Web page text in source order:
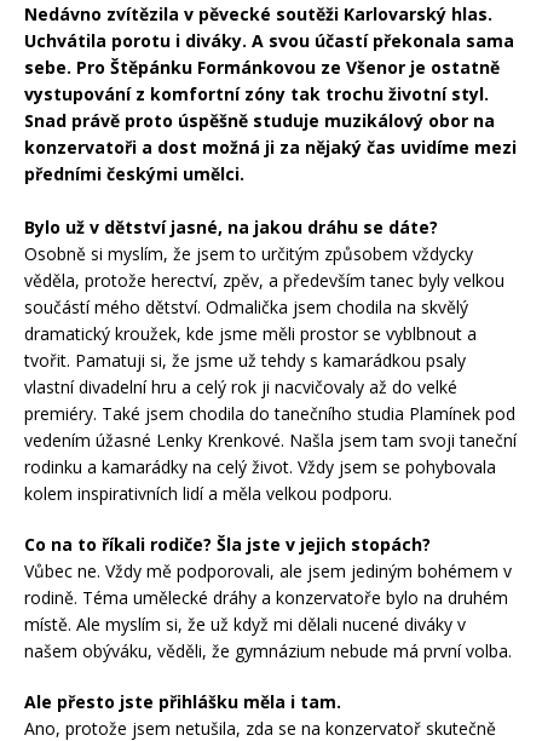
Nedávno zvítězila v pěvecké soutěži Karlovarský hlas.
Uchvátila porotu i diváky. A svou účastí překonala sama
sebe. Pro Štěpánku Formánkovou ze Všenor je ostatně
vystupování z komfortní zóny tak trochu životní styl.
Snad právě proto úspěšně studuje muzikálový obor na
konzervatoři a dost možná ji za nějaký čas uvidíme mezi
předními českými umělci.
Bylo už v dětství jasné, na jakou dráhu se dáte?
Osobně si myslím, že jsem to určitým způsobem vždycky
věděla, protože herectví, zpěv, a především tanec byly velkou
součástí mého dětství. Odmalička jsem chodila na skvělý
dramatický kroužek, kde jsme měli prostor se vyblbnout a
tvořit. Pamatuji si, že jsme už tehdy s kamarádkou psaly
vlastní divadelní hru a celý rok ji nacvičovaly až do velké
premiéry. Také jsem chodila do tanečního studia Plamínek pod
vedením úžasné Lenky Krenkové. Našla jsem tam svoji taneční
rodinku a kamarádky na celý život. Vždy jsem se pohybovala
kolem inspirativních lidí a měla velkou podporu.
Co na to říkali rodiče? Šla jste v jejich stopách?
Vůbec ne. Vždy mě podporovali, ale jsem jediným bohémem v
rodině. Téma umělecké dráhy a konzervatoře bylo na druhém
místě. Ale myslím si, že už když mi dělali nucené diváky v
našem obýváku, věděli, že gymnázium nebude má první volba.
Ale přesto jste přihlášku měla i tam.
Ano, protože jsem netušila, zda se na konzervatoř skutečně